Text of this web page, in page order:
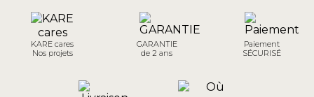
KARE cares
Nos projets
GARANTIE
de 2 ans
Paiement
SÉCURISÉ